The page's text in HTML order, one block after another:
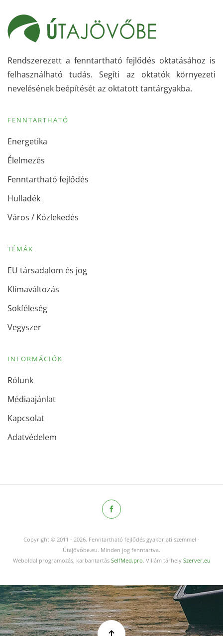
Rendszerezett a fenntartható fejlődés oktatásához is
felhasználható tudás. Segíti az oktatók környezeti
nevelésének beépítését az oktatott tantárgyakba.
FENNTARTHATÓ
Energetika
Élelmezés
Fenntartható fejlődés
Hulladék
Város / Közlekedés
TÉMÁK
EU társadalom és jog
Klímaváltozás
Sokféleség
Vegyszer
INFORMÁCIÓK
Rólunk
Médiaajánlat
Kapcsolat
Adatvédelem
Copyright © 2011 - 2026. Fenntartható fejlődés gyakorlati szemmel -
Útajövőbe.eu. Minden jog fenntartva.
Weboldal programozás, karbantartás SelfMed.pro. Villám tárhely Szerver.eu